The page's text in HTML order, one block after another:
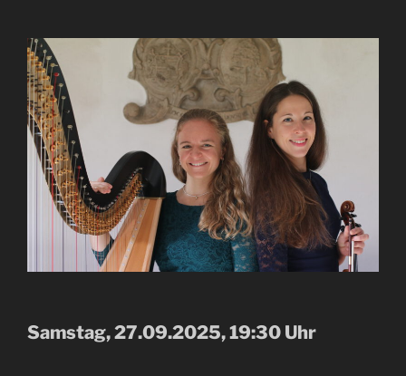
Samstag, 27.09.2025, 19:30 Uhr